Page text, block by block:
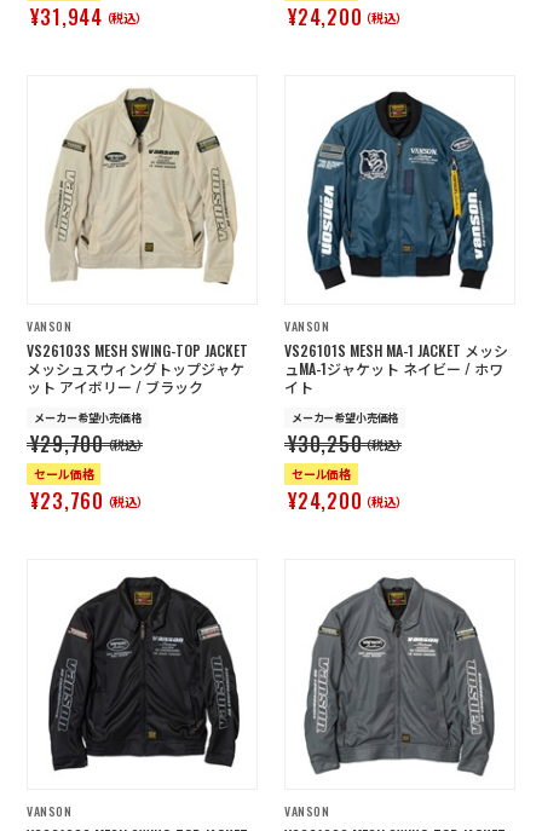
¥31,944（税込） ¥24,200（税込）
VANSON
VS26103S MESH SWING-TOP JACKET
メッシュスウィングトップジャケ
ット アイボリー / ブラック
メーカー希望小売価格
¥29,700（税込）
セール価格
¥23,760（税込）
VANSON
VS26101S MESH MA-1 JACKET メッシ
ュMA-1ジャケット ネイビー / ホワ
イト
メーカー希望小売価格
¥30,250（税込）
セール価格
¥24,200（税込）
VANSON VANSON